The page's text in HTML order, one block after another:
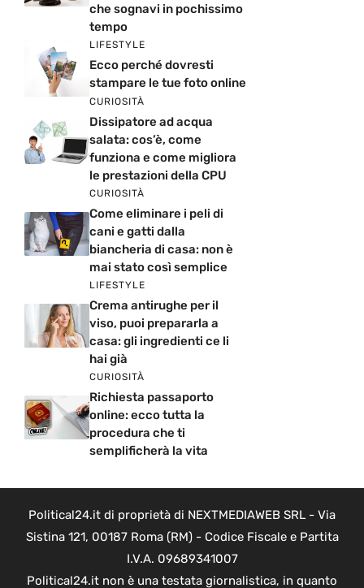
che sognavi in pochissimo
tempo
LIFESTYLE
Ecco perché dovresti
stampare le tue foto online
CURIOSITÀ
Dissipatore ad acqua
salata: cos’è, come
funziona e come migliora
le prestazioni della CPU
CURIOSITÀ
Come eliminare i peli di
cani e gatti dalla
biancheria di casa: non è
mai stato così semplice
LIFESTYLE
Crema antirughe per il
viso, puoi prepararla a
casa: gli ingredienti ce li
hai già
CURIOSITÀ
Richiesta passaporto
online: ecco tutta la
procedura che ti
semplificherà la vita
Political24.it di proprietà di NEXTMEDIAWEB SRL - Via
Sistina 121, 00187 Roma (RM) - Codice Fiscale e Partita
I.V.A. 09689341007
Political24.it non è una testata giornalistica, in quanto